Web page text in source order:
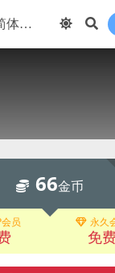
66金币
员 永久
免费